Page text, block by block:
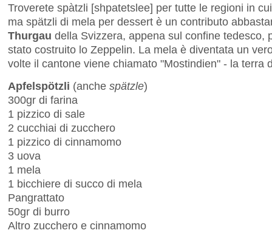
Troverete spàtzli [shpatetslee] per tutte le regioni in
ma spätzli di mela per dessert è un contributo
Thurgau della Svizzera, appena sul confine tedesco,
stato costruito lo Zeppelin. La mela è diventata un
volte il cantone viene chiamato "Mostindien" - la terra
Apfelspötzli (anche spätzle)
300gr di farina
1 pizzico di sale
2 cucchiai di zucchero
1 pizzico di cinnamomo
3 uova
1 mela
1 bicchiere di succo di mela
Pangrattato
50gr di burro
Altro zucchero e cinnamomo